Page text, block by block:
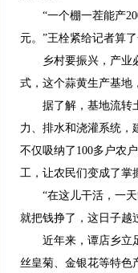
“一个棚一茬能产
元。”王栓紧给记者算了
乡村要振兴，产业必
式，这个蒜黄生产基地
据了解，基地流转土
力、排水和浇灌系统，
不仅吸纳了100多户农
工，让农民们变成了掌
“在这儿干活，一天
就把钱挣了，这日子越
近年来，谭店乡立足
丝皇菊、金银花等特色